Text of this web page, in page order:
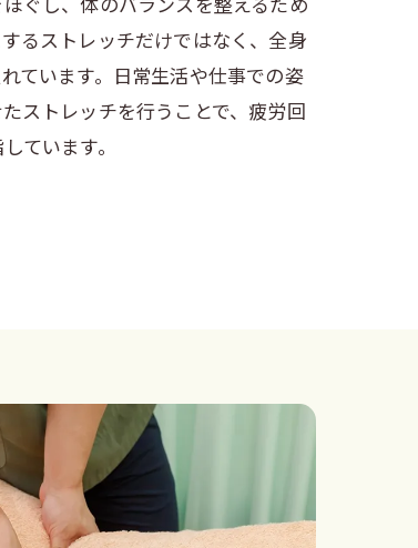
るストレッチだけではなく、全身
ています。日常生活や仕事での姿
ストレッチを行うことで、疲労回
ています。